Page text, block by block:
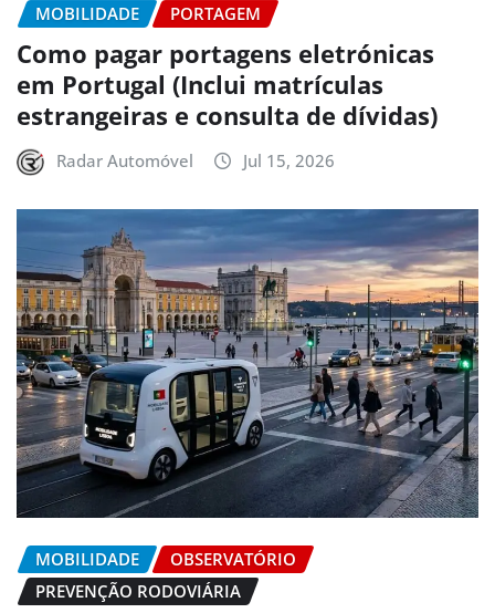
MOBILIDADE PORTAGEM
Como pagar portagens eletrónicas
em Portugal (Inclui matrículas
estrangeiras e consulta de dívidas)
Radar Automóvel Jul 15, 2026
MOBILIDADE
OBSERVATÓRIO
PREVENÇÃO RODOVIÁRIA